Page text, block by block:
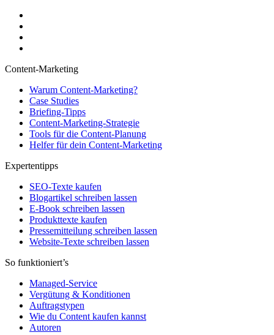
Content-Marketing
Warum Content-Marketing?
Case Studies
Briefing-Tipps
Content-Marketing-Strategie
Tools für die Content-Planung
Helfer für dein Content-Marketing
Expertentipps
SEO-Texte kaufen
Blogartikel schreiben lassen
E-Book schreiben lassen
Produkttexte kaufen
Pressemitteilung schreiben lassen
Website-Texte schreiben lassen
So funktioniert’s
Managed-Service
Vergütung & Konditionen
Auftragstypen
Wie du Content kaufen kannst
Autoren